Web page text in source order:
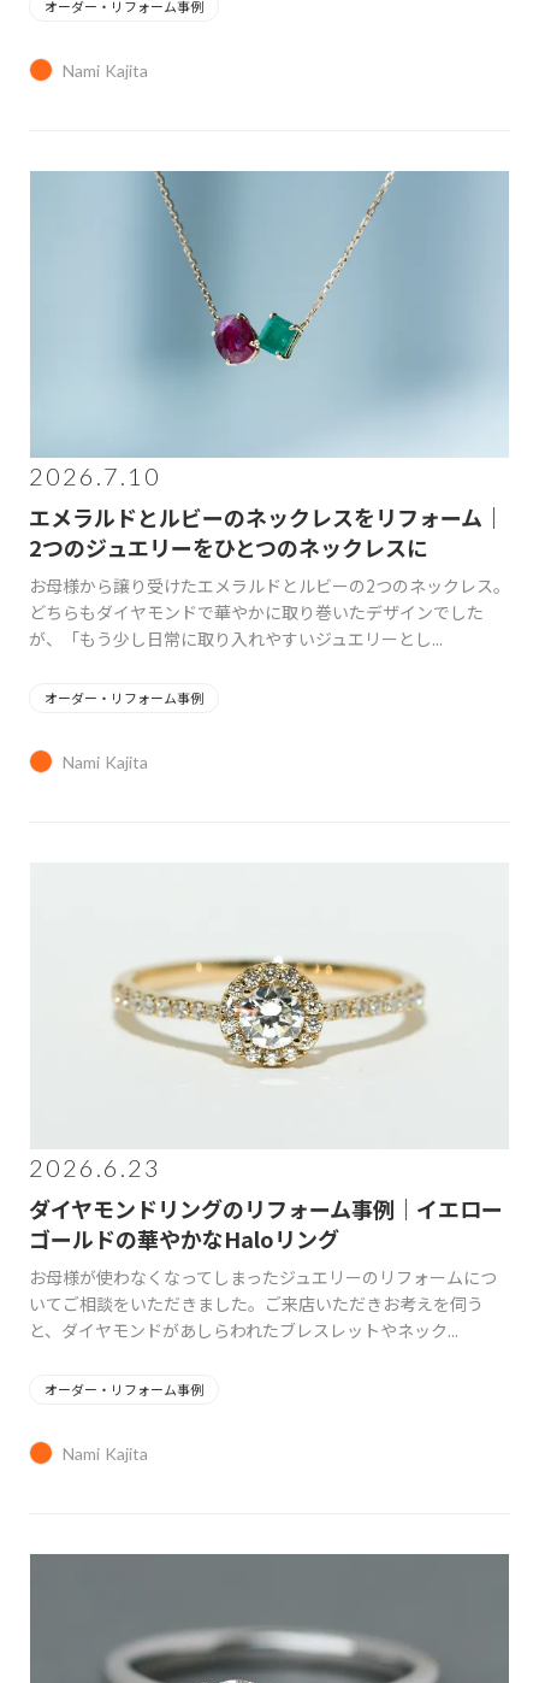
オーダー・リフォーム事例
Nami Kajita
2026.7.10
エメラルドとルビーのネックレスをリフォーム｜
2つのジュエリーをひとつのネックレスに
お母様から譲り受けたエメラルドとルビーの2つのネックレス。
どちらもダイヤモンドで華やかに取り巻いたデザインでした
が、「もう少し日常に取り入れやすいジュエリーとし...
オーダー・リフォーム事例
Nami Kajita
2026.6.23
ダイヤモンドリングのリフォーム事例｜イエロー
ゴールドの華やかなHaloリング
お母様が使わなくなってしまったジュエリーのリフォームにつ
いてご相談をいただきました。ご来店いただきお考えを伺う
と、ダイヤモンドがあしらわれたブレスレットやネック...
オーダー・リフォーム事例
Nami Kajita